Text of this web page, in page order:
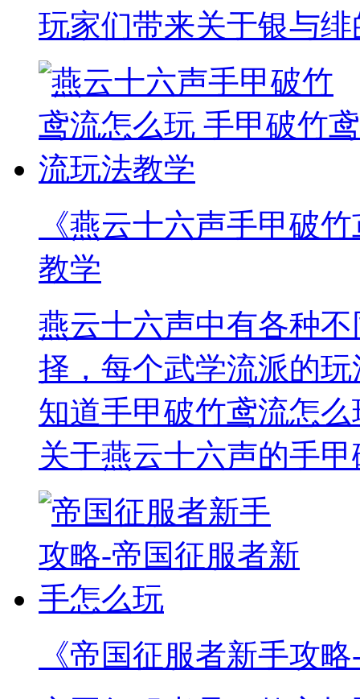
玩家们带来关于银与
《燕云十六声手甲破
教学
燕云十六声中有各种
择，每个武学流派的
知道手甲破竹鸢流怎
关于燕云十六声的手
《帝国征服者新手攻